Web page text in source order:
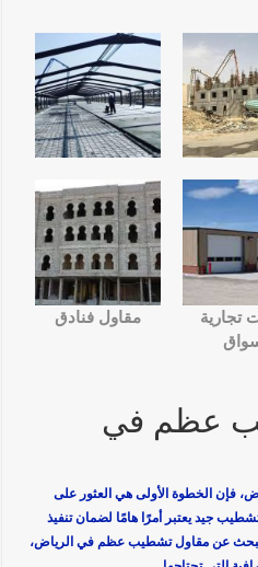
تجارية
مقاول فنادق
عظم في
فإن الخطوة الأولى هي العثور على
جيد يعتبر أمرًا هامًا لضمان تنفيذ
تبحث عن مقاول تشطيب عظم في الرياض،